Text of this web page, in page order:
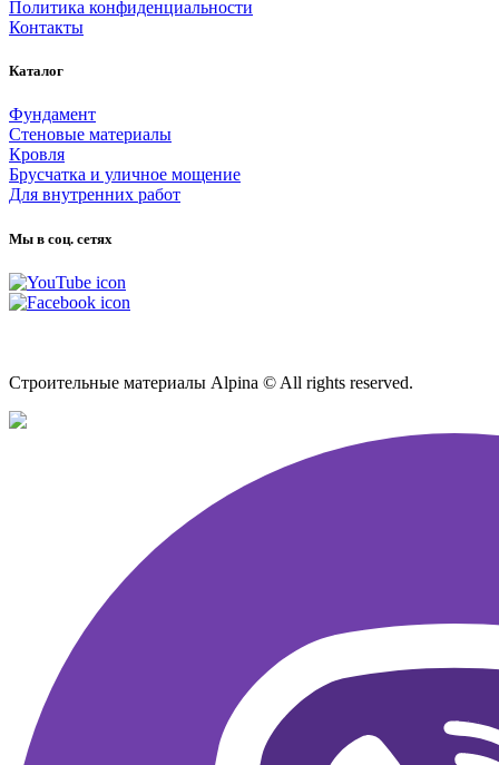
Политика конфиденциальности
Контакты
Каталог
Фундамент
Стеновые материалы
Кровля
Брусчатка и уличное мощение
Для внутренних работ
Мы в соц. сетях
Строительные материалы Alpina © All rights reserved.